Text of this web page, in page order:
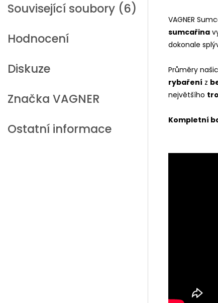
Související soubory (6)
Hodnocení
Diskuze
Značka VAGNER
Ostatní informace
VAGNER
sumcařina
dokonale
Průměry
rybaření z
největšího
Kompletní